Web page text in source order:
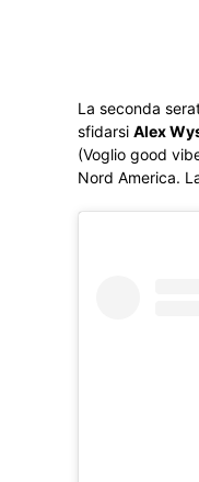
La seconda
sfidarsi Alex
(Voglio good
Nord America.